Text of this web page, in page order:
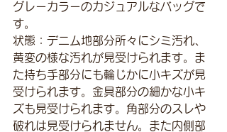
グレーカラーのカジュアルなバッグで
す。
状態：デニム地部分所々にシミ汚れ、
黄変の様な汚れが見受けられます。ま
た持ち手部分にも輪じかに小キズが見
受けられます。金具部分の細かな小キ
ズも見受けられます。角部分のスレや
破れは見受けられません。また内側部